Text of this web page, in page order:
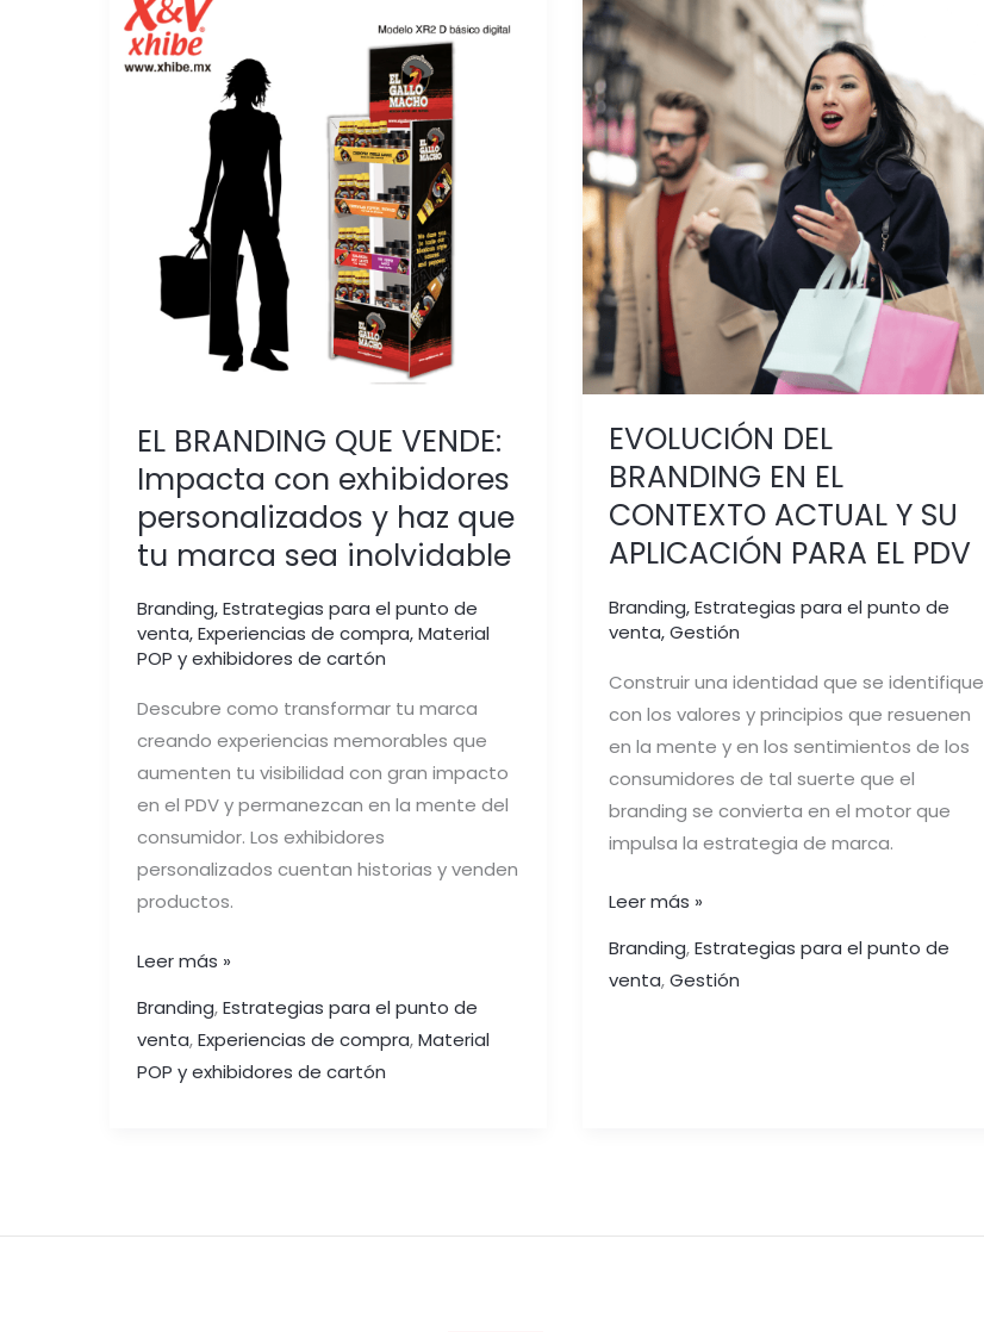
EL BRANDING QUE VENDE:
Impacta con exhibidores
personalizados y haz que
tu marca sea inolvidable
Branding,Estrategias para el punto de
venta,Experiencias de compra,Material
POP y exhibidores de cartón
Descubre como transformar tu marca
creando experiencias memorables que
aumenten tu visibilidad con gran impacto
en el PDV y permanezcan en la mente del
consumidor. Los exhibidores
personalizados cuentan historias y venden
productos.
BRANDING
QUE
Impacta
exhibidores
personalizados
haz
que
inolvidable
Leer más »
Branding,Estrategias para el punto de
venta,Experiencias de compra,Material
POP y exhibidores de cartón
EVOLUCIÓN DEL
BRANDING EN EL
CONTEXTO ACTUAL Y SU
APLICACIÓN PARA EL PDV
Branding,Estrategias para el punto de
venta,Gestión
Construir una identidad que se identifique
con los valores y principios que resuenen
en la mente y en los sentimientos de los
consumidores de tal suerte que el
branding se convierta en el motor que
impulsa la estrategia de marca.
DEL
BRANDING
EN
EL
CONTEXTO
ACTUAL
Y
SU
APLICACIÓN
PARA
EL
PDV
Leer más »
Branding,Estrategias para el punto de
venta,Gestión